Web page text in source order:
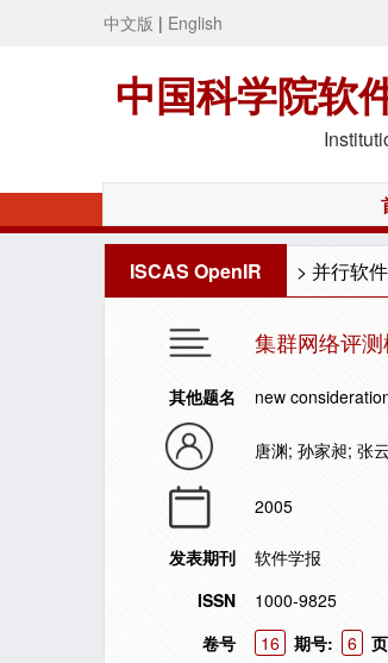
中文版 | English
中国科学院软
ISCAS OpenIR > 并行软
集群网络评
其他题名 new
唐渊; 孙家昶; 张
2005
发表期刊
软件学报
ISSN
1000-9825
卷号
16 期号: 6